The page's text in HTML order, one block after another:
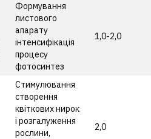
Формування
листового
апарату
інтенсифікація
процесу
фотосинтез
1,0-2,0
Стимулювання
створення
квіткових нирок
і розгалуження
рослини,
2,0